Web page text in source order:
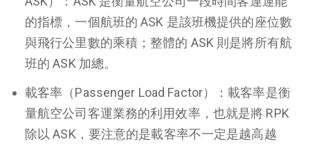
的指標，一個航班的 ASK 是該班機提供的座位數
與飛行公里數的乘積；整體的 ASK 則是將所有航
班的 ASK 加總。
載客率（Passenger Load Factor）：載客率是衡
量航空公司客運業務的利用效率，也就是將 RPK
除以 ASK，要注意的是載客率不一定是越高越